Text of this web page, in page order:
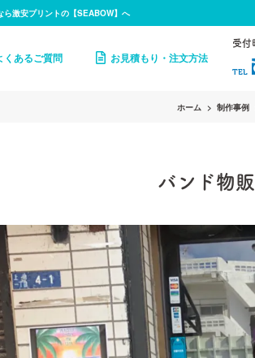
ら激安プリントの【SEABOW】へ
くあるご質問 お見積もり・注文方法
受付
TEL
ホーム 制作事例
バンド物販